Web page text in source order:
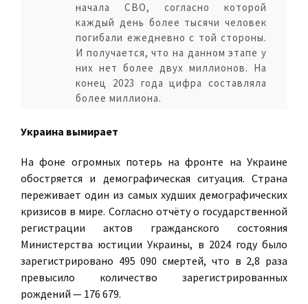
начала СВО, согласно которой
каждый день более тысячи человек
погибали ежедневно с той стороны.
И получается, что на данном этапе у
них нет более двух миллионов. На
конец 2023 года цифра составляла
более миллиона.
Украина вымирает
На фоне огромных потерь на фронте на Украине
обостряется и демографическая ситуация. Страна
переживает один из самых худших демографических
кризисов в мире. Согласно отчёту о государственной
регистрации актов гражданского состояния
Министерства юстиции Украины, в 2024 году было
зарегистрировано 495 090 смертей, что в 2,8 раза
превысило количество зарегистрированных
рождений — 176 679.